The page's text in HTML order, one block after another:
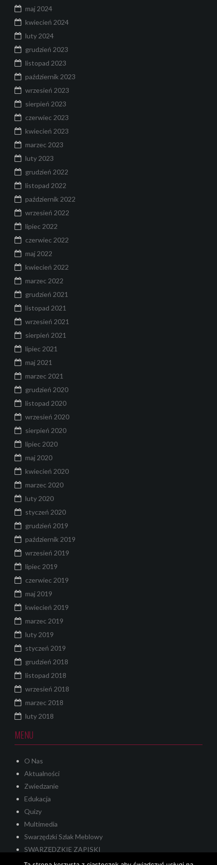
maj 2024
kwiecień 2024
luty 2024
grudzień 2023
listopad 2023
październik 2023
wrzesień 2023
sierpień 2023
czerwiec 2023
kwiecień 2023
marzec 2023
luty 2023
grudzień 2022
listopad 2022
październik 2022
wrzesień 2022
lipiec 2022
czerwiec 2022
maj 2022
kwiecień 2022
marzec 2022
grudzień 2021
listopad 2021
wrzesień 2021
sierpień 2021
lipiec 2021
maj 2021
marzec 2021
grudzień 2020
listopad 2020
wrzesień 2020
sierpień 2020
lipiec 2020
maj 2020
kwiecień 2020
marzec 2020
luty 2020
styczeń 2020
grudzień 2019
październik 2019
wrzesień 2019
lipiec 2019
czerwiec 2019
maj 2019
kwiecień 2019
marzec 2019
luty 2019
styczeń 2019
grudzień 2018
listopad 2018
wrzesień 2018
marzec 2018
luty 2018
MENU
O Nas
Aktualności
Zwiedzanie
Edukacja
Quizy
Multimedia
Swarzędzki Szlak Meblowy
SWARZĘDZKIE ZAPISKI
Quest